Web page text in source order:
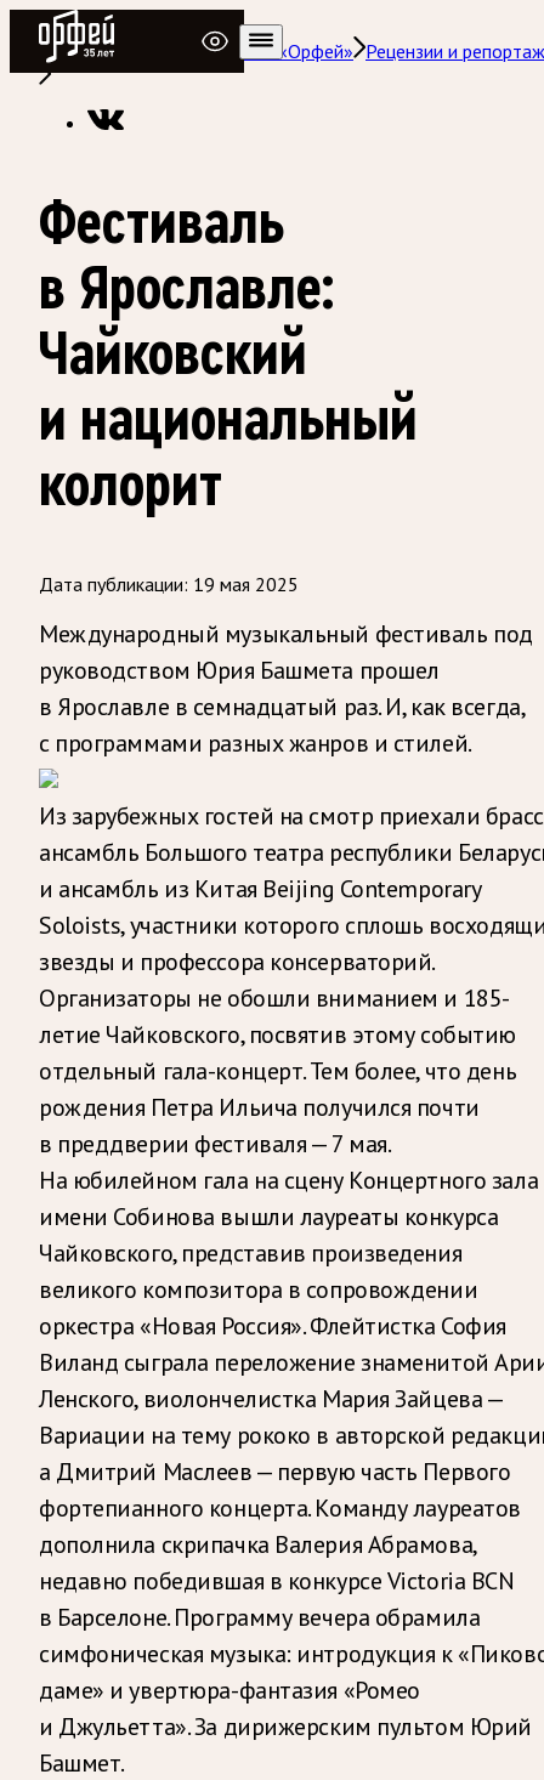
Радио Орфей
Радио классической музыки «Орфей» Рецензии и
Фестиваль
в Ярославле:
Чайковский
и национальный
колорит
Дата публикации: 19 мая 2025
Международный музыкальный фестиваль под
руководством Юрия Башмета прошел
в Ярославле в семнадцатый раз. И, как всегда,
с программами разных жанров и стилей.
Из зарубежных гостей на смотр приехали
ансамбль Большого театра республики
и ансамбль из Китая Beijing Contemporary
Soloists, участники которого сплошь
звезды и профессора консерваторий.
Организаторы не обошли вниманием и 185-
летие Чайковского, посвятив этому событию
отдельный гала-концерт. Тем более, что день
рождения Петра Ильича получился почти
в преддверии фестиваля — 7 мая.
На юбилейном гала на сцену Концертного зала
имени Собинова вышли лауреаты конкурса
Чайковского, представив произведения
великого композитора в сопровождении
оркестра «Новая Россия». Флейтистка София
Виланд сыграла переложение знаменитой
Ленского, виолончелистка Мария Зайцева —
Вариации на тему рококо в авторской
а Дмитрий Маслеев — первую часть Первого
фортепианного концерта. Команду лауреатов
дополнила скрипачка Валерия Абрамова,
недавно победившая в конкурсе Victoria BCN
в Барселоне. Программу вечера обрамила
симфоническая музыка: интродукция к
даме» и увертюра-фантазия «Ромео
и Джульетта». За дирижерским пультом Юрий
Башмет.